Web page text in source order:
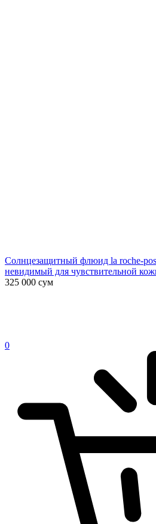
Солнцезащитный флюид la roche-
невидимый для чувствительной
325 000 сум
0